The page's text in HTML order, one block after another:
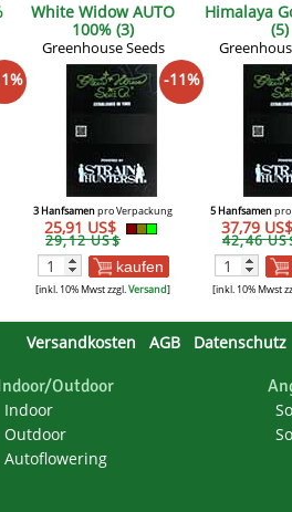
White Widow AUTO
100% (3)
Greenhouse Seeds
-11%
3 Hanfsamenpro Verpackung
25,91 US$
29,12 US$
kaufen
[inkl. 10% Mwst zzgl.Versand]
Himalaya
(5)
5 Hanfsamenpro
37,79 US$
42,46
[inkl. 10% Mwst
Versandkosten AGB Datenschutz
Outdoor
Indoor
Outdoor
Autoflowering